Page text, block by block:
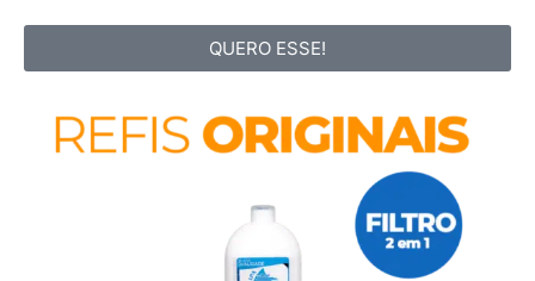
QUERO ESSE!